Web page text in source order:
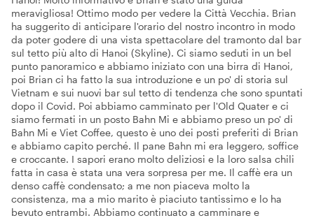
meravigliosa! Ottimo modo per vedere la Città Vecchia. Brian
ha suggerito di anticipare l'orario del nostro incontro in modo
da poter godere di una vista spettacolare del tramonto dal bar
sul tetto più alto di Hanoi (Skyline). Ci siamo seduti in un bel
punto panoramico e abbiamo iniziato con una birra di Hanoi,
poi Brian ci ha fatto la sua introduzione e un po' di storia sul
Vietnam e sui nuovi bar sul tetto di tendenza che sono spuntati
dopo il Covid. Poi abbiamo camminato per l'Old Quater e ci
siamo fermati in un posto Bahn Mi e abbiamo preso un po' di
Bahn Mi e Viet Coffee, questo è uno dei posti preferiti di Brian
e abbiamo capito perché. Il pane Bahn mi era leggero, soffice
e croccante. I sapori erano molto deliziosi e la loro salsa chili
fatta in casa è stata una vera sorpresa per me. Il caffè era un
denso caffè condensato; a me non piaceva molto la
consistenza, ma a mio marito è piaciuto tantissimo e lo ha
bevuto entrambi. Abbiamo continuato a camminare e